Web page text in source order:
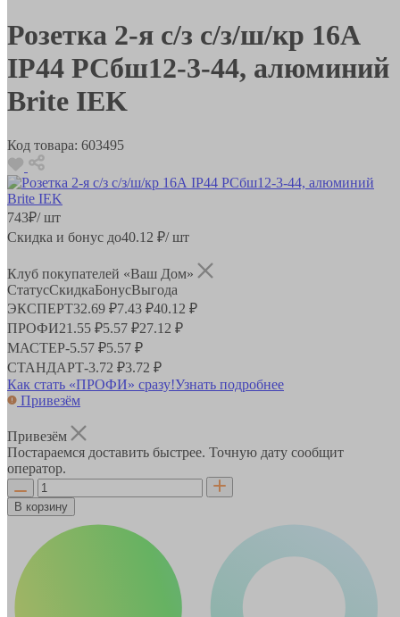
Розетка 2-я с/з с/з/ш/кр 16А
IP44 РСбш12-3-44, алюминий
Brite IEK
Код товара: 603495
743₽/ шт
Скидка и бонус до40.12 ₽/ шт
Клуб покупателей «Ваш Дом»
СтатусСкидкаБонусВыгода
ЭКСПЕРТ32.69 ₽7.43 ₽40.12 ₽
ПРОФИ21.55 ₽5.57 ₽27.12 ₽
МАСТЕР-5.57 ₽5.57 ₽
СТАНДАРТ-3.72 ₽3.72 ₽
Как стать «ПРОФИ» сразу!Узнать подробнее
Привезём
Привезём
Постараемся доставить быстрее. Точную дату сообщит
оператор.
В корзину